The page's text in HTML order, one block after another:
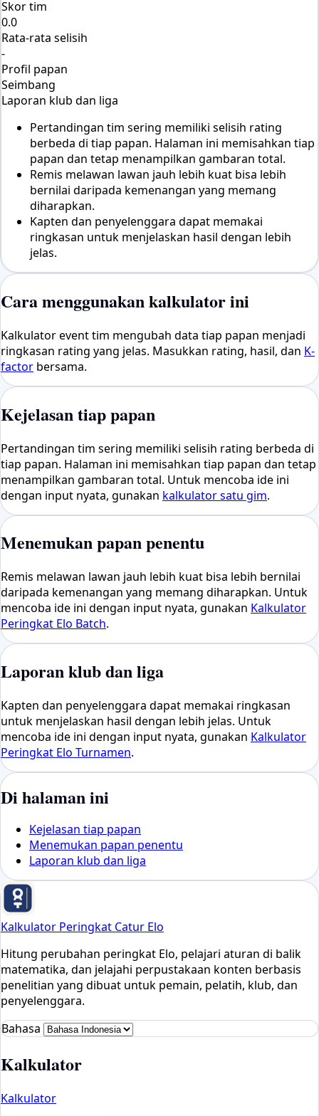
Skor tim
0.0
Rata-rata selisih
-
Profil papan
Seimbang
Laporan klub dan liga
Pertandingan tim sering memiliki selisih rating
berbeda di tiap papan. Halaman ini memisahkan tiap
papan dan tetap menampilkan gambaran total.
Remis melawan lawan jauh lebih kuat bisa lebih
bernilai daripada kemenangan yang memang
diharapkan.
Kapten dan penyelenggara dapat memakai
ringkasan untuk menjelaskan hasil dengan lebih
jelas.
Cara menggunakan kalkulator ini
Kalkulator event tim mengubah data tiap papan menjadi
ringkasan rating yang jelas. Masukkan rating, hasil, dan K-
factor bersama.
Kejelasan tiap papan
Pertandingan tim sering memiliki selisih rating berbeda di
tiap papan. Halaman ini memisahkan tiap papan dan tetap
menampilkan gambaran total. Untuk mencoba ide ini
dengan input nyata, gunakan kalkulator satu gim.
Menemukan papan penentu
Remis melawan lawan jauh lebih kuat bisa lebih bernilai
daripada kemenangan yang memang diharapkan. Untuk
mencoba ide ini dengan input nyata, gunakan Kalkulator
Peringkat Elo Batch.
Laporan klub dan liga
Kapten dan penyelenggara dapat memakai ringkasan
untuk menjelaskan hasil dengan lebih jelas. Untuk
mencoba ide ini dengan input nyata, gunakan Kalkulator
Peringkat Elo Turnamen.
Di halaman ini
Kejelasan tiap papan
Menemukan papan penentu
Laporan klub dan liga
Kalkulator Peringkat Catur Elo
Hitung perubahan peringkat Elo, pelajari aturan di balik
matematika, dan jelajahi perpustakaan konten berbasis
penelitian yang dibuat untuk pemain, pelatih, klub, dan
penyelenggara.
Bahasa
Kalkulator
Kalkulator